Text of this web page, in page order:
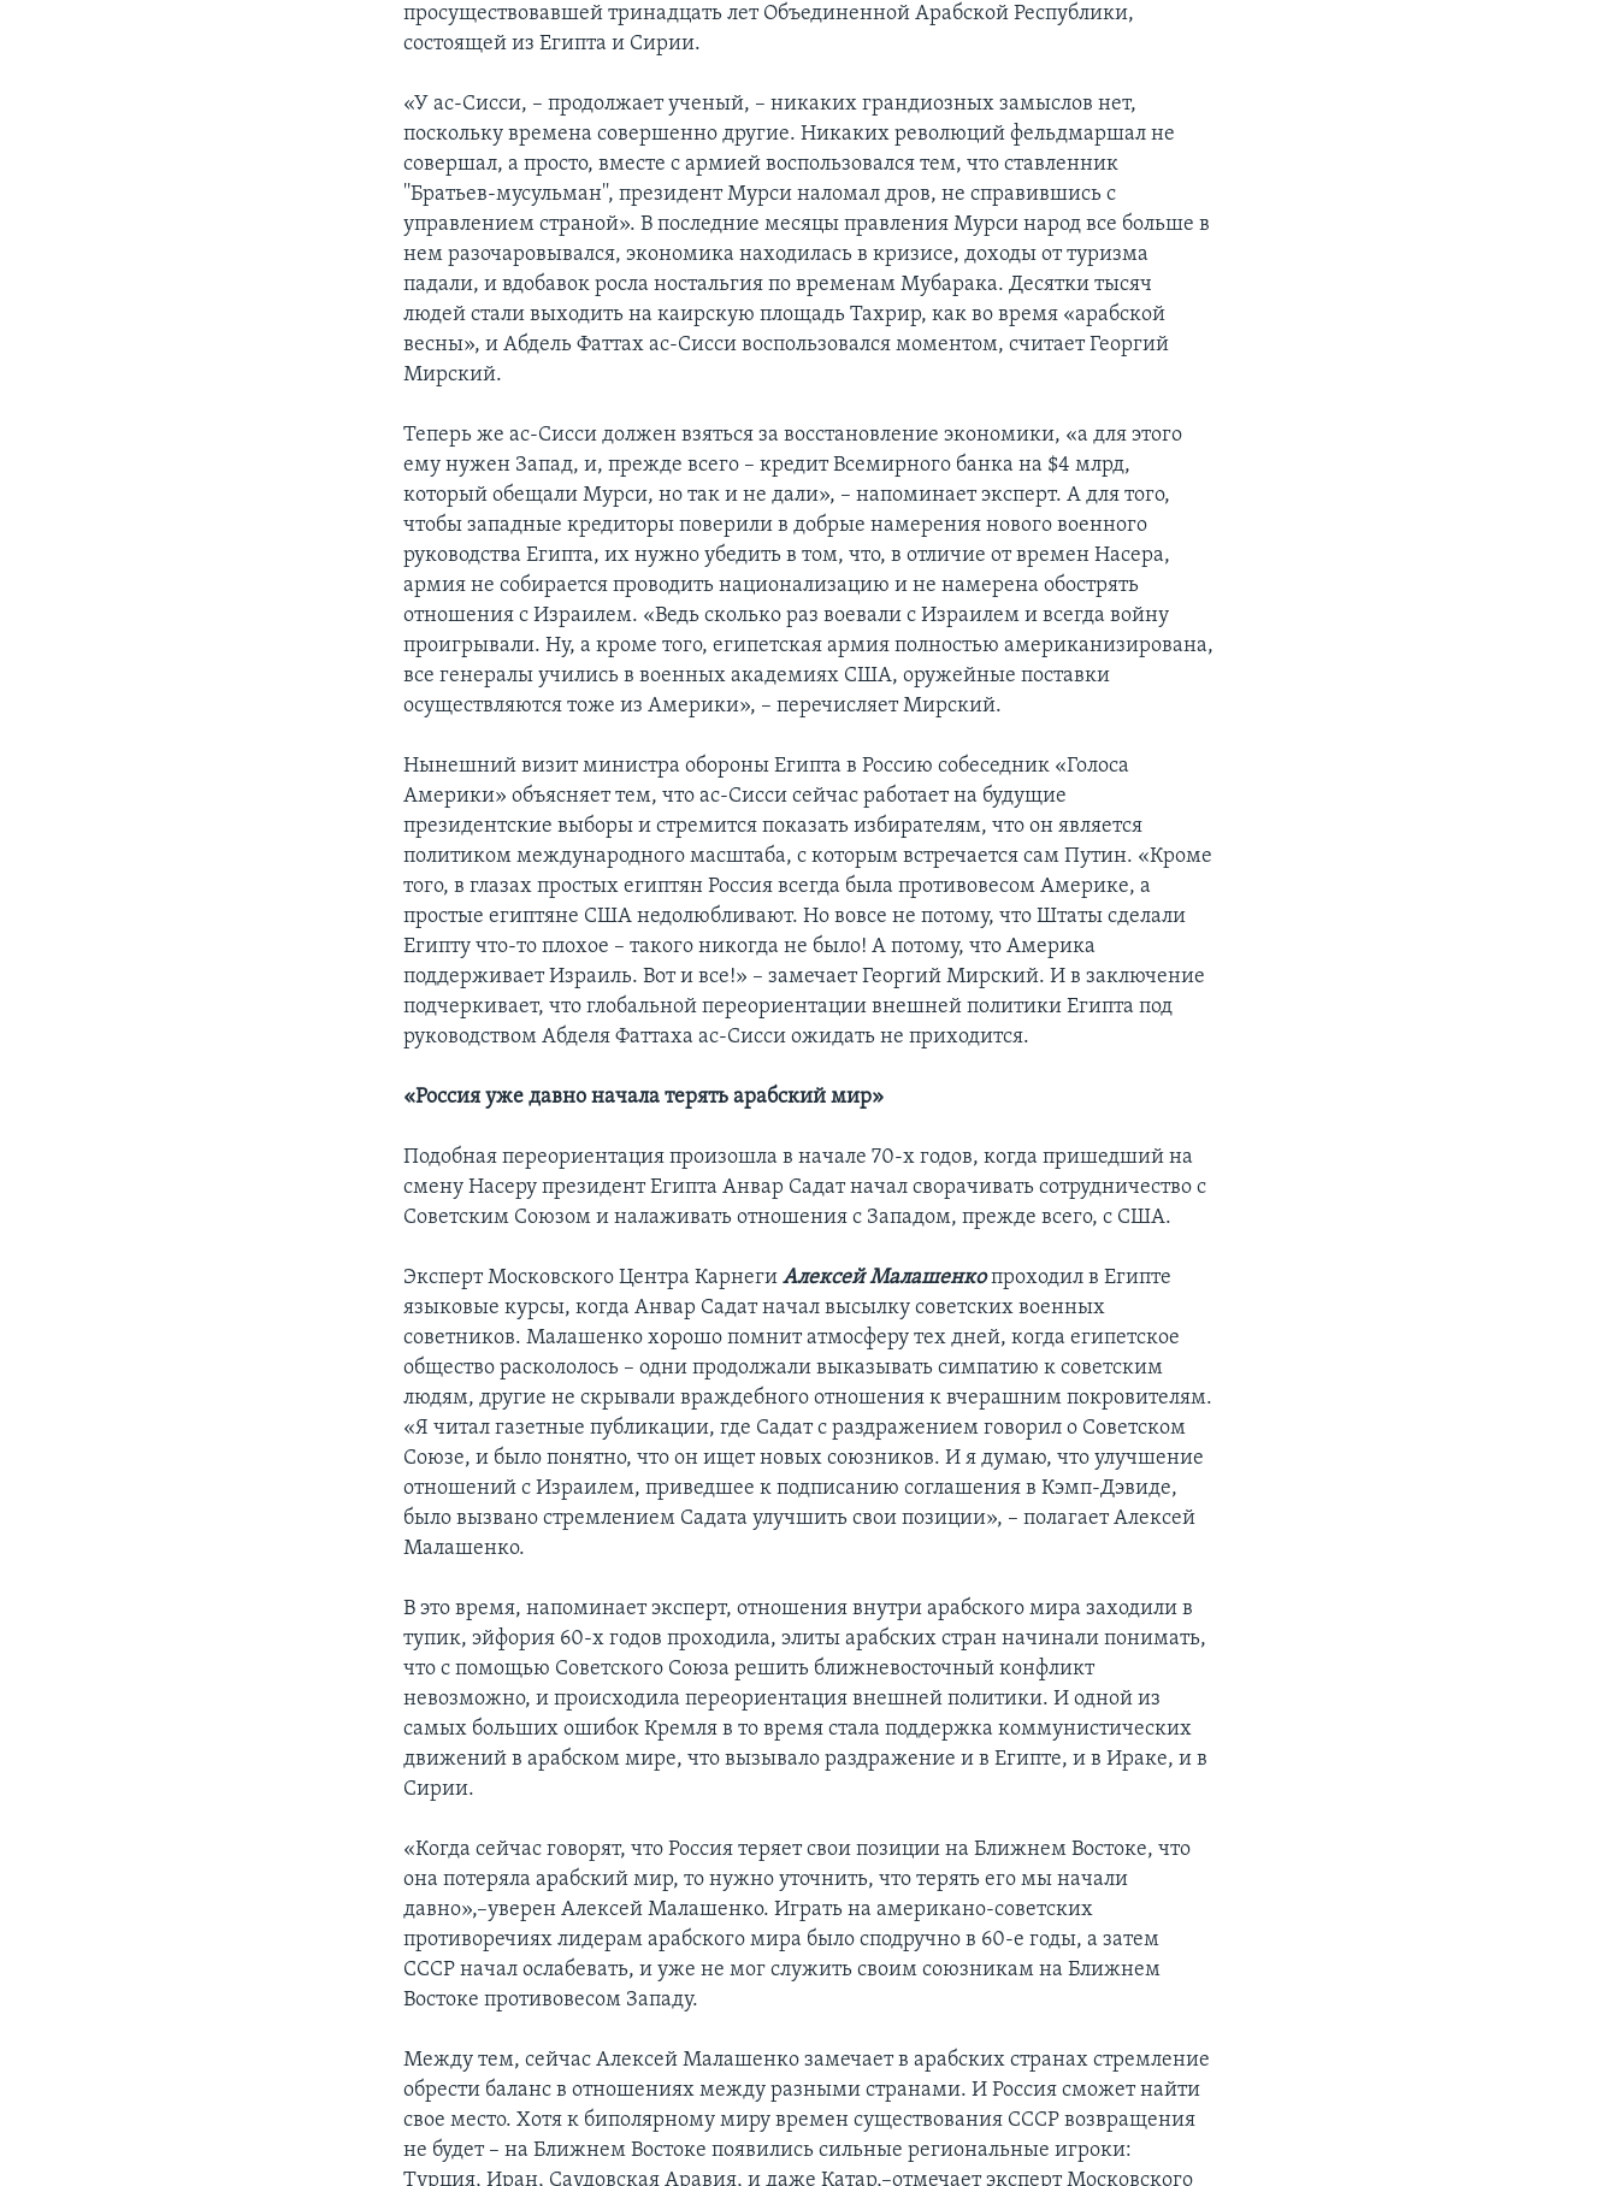
просуществовавшей тринадцать лет Объединенной Арабской Республики,
состоящей из Египта и Сирии.
«У ас-Сисси, – продолжает ученый, – никаких грандиозных замыслов нет,
поскольку времена совершенно другие. Никаких революций фельдмаршал не
совершал, а просто, вместе с армией воспользовался тем, что ставленник
''Братьев-мусульман'', президент Мурси наломал дров, не справившись с
управлением страной». В последние месяцы правления Мурси народ все больше в
нем разочаровывался, экономика находилась в кризисе, доходы от туризма
падали, и вдобавок росла ностальгия по временам Мубарака. Десятки тысяч
людей стали выходить на каирскую площадь Тахрир, как во время «арабской
весны», и Абдель Фаттах ас-Сисси воспользовался моментом, считает Георгий
Мирский.
Теперь же ас-Сисси должен взяться за восстановление экономики, «а для этого
ему нужен Запад, и, прежде всего – кредит Всемирного банка на $4 млрд,
который обещали Мурси, но так и не дали», – напоминает эксперт. А для того,
чтобы западные кредиторы поверили в добрые намерения нового военного
руководства Египта, их нужно убедить в том, что, в отличие от времен Насера,
армия не собирается проводить национализацию и не намерена обострять
отношения с Израилем. «Ведь сколько раз воевали с Израилем и всегда войну
проигрывали. Ну, а кроме того, египетская армия полностью американизирована,
все генералы учились в военных академиях США, оружейные поставки
осуществляются тоже из Америки», – перечисляет Мирский.
Нынешний визит министра обороны Египта в Россию собеседник «Голоса
Америки» объясняет тем, что ас-Сисси сейчас работает на будущие
президентские выборы и стремится показать избирателям, что он является
политиком международного масштаба, с которым встречается сам Путин. «Кроме
того, в глазах простых египтян Россия всегда была противовесом Америке, а
простые египтяне США недолюбливают. Но вовсе не потому, что Штаты сделали
Египту что-то плохое – такого никогда не было! А потому, что Америка
поддерживает Израиль. Вот и все!» – замечает Георгий Мирский. И в заключение
подчеркивает, что глобальной переориентации внешней политики Египта под
руководством Абделя Фаттаха ас-Сисси ожидать не приходится.
«Россия уже давно начала терять арабский мир»
Подобная переориентация произошла в начале 70-х годов, когда пришедший на
смену Насеру президент Египта Анвар Садат начал сворачивать сотрудничество с
Советским Союзом и налаживать отношения с Западом, прежде всего, с США.
Эксперт Московского Центра КарнегиАлексей Малашенкопроходил в Египте
языковые курсы, когда Анвар Садат начал высылку советских военных
советников. Малашенко хорошо помнит атмосферу тех дней, когда египетское
общество раскололось – одни продолжали выказывать симпатию к советским
людям, другие не скрывали враждебного отношения к вчерашним покровителям.
«Я читал газетные публикации, где Садат с раздражением говорил о Советском
Союзе, и было понятно, что он ищет новых союзников. И я думаю, что улучшение
отношений с Израилем, приведшее к подписанию соглашения в Кэмп-Дэвиде,
было вызвано стремлением Садата улучшить свои позиции», – полагает Алексей
Малашенко.
В это время, напоминает эксперт, отношения внутри арабского мира заходили в
тупик, эйфория 60-х годов проходила, элиты арабских стран начинали понимать,
что с помощью Советского Союза решить ближневосточный конфликт
невозможно, и происходила переориентация внешней политики. И одной из
самых больших ошибок Кремля в то время стала поддержка коммунистических
движений в арабском мире, что вызывало раздражение и в Египте, и в Ираке, и в
Сирии.
«Когда сейчас говорят, что Россия теряет свои позиции на Ближнем Востоке, что
она потеряла арабский мир, то нужно уточнить, что терять его мы начали
давно»,–уверен Алексей Малашенко. Играть на американо-советских
противоречиях лидерам арабского мира было сподручно в 60-е годы, а затем
СССР начал ослабевать, и уже не мог служить своим союзникам на Ближнем
Востоке противовесом Западу.
Между тем, сейчас Алексей Малашенко замечает в арабских странах стремление
обрести баланс в отношениях между разными странами. И Россия сможет найти
свое место. Хотя к биполярному миру времен существования СССР возвращения
не будет – на Ближнем Востоке появились сильные региональные игроки:
Турция, Иран, Саудовская Аравия, и даже Катар,–отмечает эксперт Московского